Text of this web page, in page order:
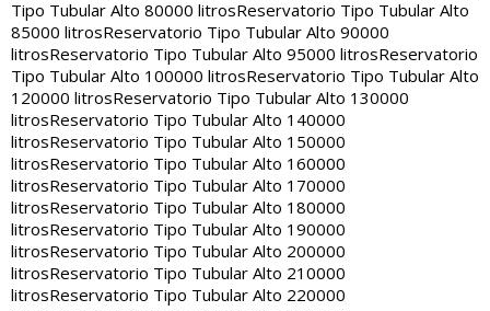
Tipo Tubular Alto 80000 litrosReservatorio Tipo Tubular Alto
85000 litrosReservatorio Tipo Tubular Alto 90000
litrosReservatorio Tipo Tubular Alto 95000 litrosReservatorio
Tipo Tubular Alto 100000 litrosReservatorio Tipo Tubular Alto
120000 litrosReservatorio Tipo Tubular Alto 130000
litrosReservatorio Tipo Tubular Alto 140000
litrosReservatorio Tipo Tubular Alto 150000
litrosReservatorio Tipo Tubular Alto 160000
litrosReservatorio Tipo Tubular Alto 170000
litrosReservatorio Tipo Tubular Alto 180000
litrosReservatorio Tipo Tubular Alto 190000
litrosReservatorio Tipo Tubular Alto 200000
litrosReservatorio Tipo Tubular Alto 210000
litrosReservatorio Tipo Tubular Alto 220000